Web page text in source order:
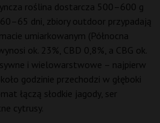
roślina dostarcza 500–600 g
dni, zbiory outdoor przypadają
umiarkowanym (Północna
ok. 23%, CBD 0,8%, a CBG ok.
i wielowarstwowe – najpierw
godzinie przechodzi w głęboki
łączą słodkie jagody, ser
cytrusy.